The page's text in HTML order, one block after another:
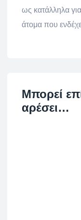
ως κατάλληλα
άτομα που
Μπορεί
αρέσει…